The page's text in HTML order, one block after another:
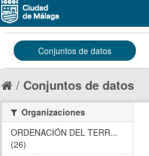
Conjuntos de datos
Conjuntos de datos
Organizaciones
ORDENACIÓN DEL TERR...
(26)